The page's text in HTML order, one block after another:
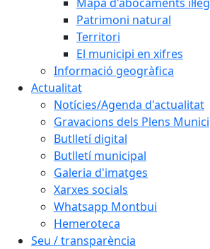
Patrimoni natural
Territori
El municipi en xifres
Informació geogràfica
Actualitat
Notícies/Agenda d'actualitat
Gravacions dels Plens
Butlletí digital
Butlletí municipal
Galeria d'imatges
Xarxes socials
Whatsapp Montbui
Hemeroteca
Seu / transparència